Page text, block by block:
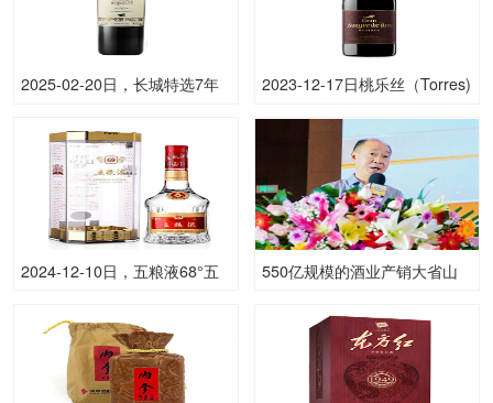
2025-02-20日，长城特选7年
酒每瓶的价格是多少呢？
2023-12-17日桃乐丝（Torres)
格，桃乐丝（Torres)批发参考
价格110一瓶
2024-12-10日，五粮液68°五
价格是多少呢？
550亿规模的酒业产销大省山
······区域白酒如何夺回主场？